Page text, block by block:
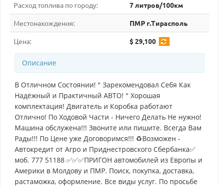
Расход топлива по городу: 7 литров/100км
Местонахождения: ПМР г.Тирасполь
Цена: $ 29,100
Описание
В Отличном Состоянии! " Зарекомендовал Себя Как
Надёжный и Практичный АВТО! " Хорошая
комплектация! Двигатель и Коробка работают
Отлично! По Ходовой Части - Ничего Делать Не нужно!
Машина обслужена!!! Звоните или пишите. Всегда Вам
Рады!!! По Цене уже Договоримся!!! ♻Возможен -
Автокредит от Агро и Приднестровского Сбербанка✅
моб. 777 51188 ✅✅✅ПРИГОН автомобилей из Европы и
Америки в Молдову и ПМР. Поиск, покупка, доставка,
растаможка, оформление. Все виды услуг. По просьбе